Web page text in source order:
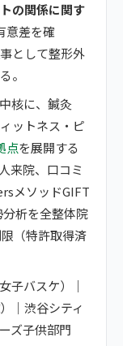
の関係に関す
意差を確
として整形外
。
核に、鍼灸
ットネス・ピ
点を展開する
来院、口コミ
メソッドGIFT
析を全整体院
（特許取得済
子バスケ）｜
｜渋谷シティ
ズ子供部門